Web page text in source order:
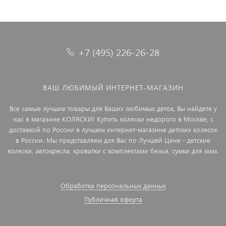
+7 (495) 226-26-28
ВАШ ЛЮБИМЫЙ ИНТЕРНЕТ-МАГАЗИН
Все самые лучшие товары для Ваших любимых деток, Вы найдете у
нас в магазине КОЛЯСКИ! Купить коляски недорого в Москве, с
доставкой по России в лучшем интернет-магазине детских колясок
в России. Мы представляем для Вас по Лучшей Цене - детские
коляски, автокресла, кроватки с комплектами белья, сумки для мам.
Обработка персональных данных
Публичная оферта